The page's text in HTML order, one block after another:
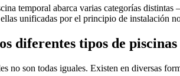
temporal abarca varias categorías
unificadas por el principio de instalación
diferentes tipos de
no son todas iguales. Existen en diversas